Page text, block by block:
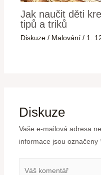
Jak naučit děti
tipů a triků
Diskuze / Malování / 1.
Diskuze
Vaše e-mailová adresa
informace jsou označeny